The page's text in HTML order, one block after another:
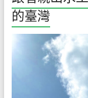
的臺灣